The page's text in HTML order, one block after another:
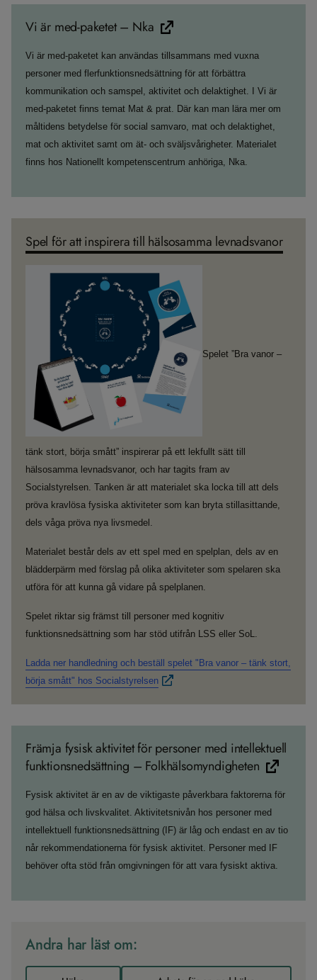
Vi är med-paketet – Nka
Vi är med-paketet kan användas tillsammans med vuxna
personer med flerfunktionsnedsättning för att förbättra
kommunikation och samspel, aktivitet och delaktighet. I Vi är
med-paketet finns temat Mat & prat. Där kan man lära mer om
måltidens betydelse för social samvaro, mat och delaktighet,
mat och aktivitet samt om ät- och sväljsvårigheter. Materialet
finns hos Nationellt kompetenscentrum anhöriga, Nka.
Spel för att inspirera till hälsosamma levnadsvanor
Spelet ”Bra vanor –
tänk stort, börja smått” inspirerar på ett lekfullt sätt till
hälsosamma levnadsvanor, och har tagits fram av
Socialstyrelsen. Tanken är att materialet ska locka till att dels
pröva kravlösa fysiska aktiviteter som kan bryta stillasittande,
dels våga pröva nya livsmedel.
Materialet består dels av ett spel med en spelplan, dels av en
blädderpärm med förslag på olika aktiviteter som spelaren ska
utföra för att kunna gå vidare på spelplanen.
Spelet riktar sig främst till personer med kognitiv
funktionsnedsättning som har stöd utifrån LSS eller SoL.
Ladda ner handledning och beställ spelet "Bra vanor – tänk stort,
börja smått" hos Socialstyrelsen
Främja fysisk aktivitet för personer med intellektuell
funktionsnedsättning – Folkhälsomyndigheten
Fysisk aktivitet är en av de viktigaste påverkbara faktorerna för
god hälsa och livskvalitet. Aktivitetsnivån hos personer med
intellektuell funktionsnedsättning (IF) är låg och endast en av tio
når rekommendationerna för fysisk aktivitet. Personer med IF
behöver ofta stöd från omgivningen för att vara fysiskt aktiva.
Andra har läst om: